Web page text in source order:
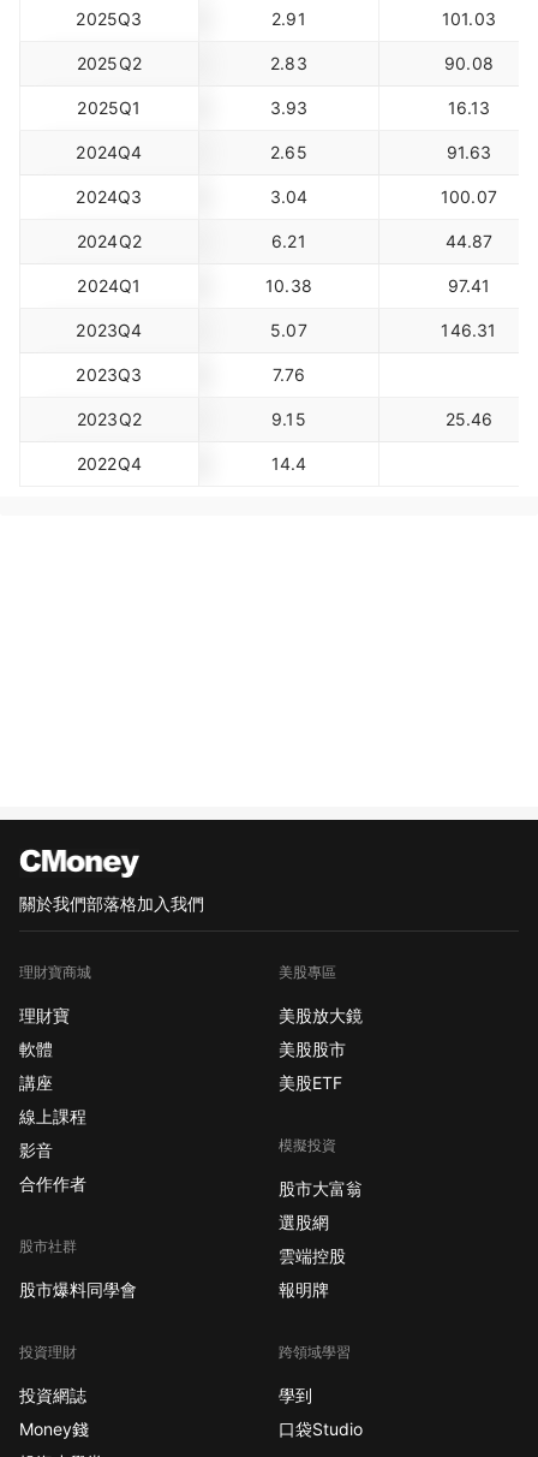
2025Q3 2.91 101.03
2025Q2 2.83 90.08
2025Q1 3.93 16.13
2024Q4 2.65 91.63
2024Q3 3.04 100.07
2024Q2 6.21 44.87
2024Q1 10.38 97.41
2023Q4 5.07 146.31
2023Q3 7.76
2023Q2 9.15 25.46
2022Q4 14.4
關於我們部落格加入我們
理財寶商城
理財寶
軟體
講座
線上課程
影音
合作作者
股市社群
股市爆料同學會
投資理財
投資網誌
Money錢
美股專區
美股放大鏡
美股股市
美股ETF
模擬投資
股市大富翁
選股網
雲端控股
報明牌
跨領域學習
學到
口袋Studio